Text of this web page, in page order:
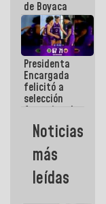
de Boyaca
representa
un capítulo
decisivo en
la gesta
emancipadora
de nuestra
América
Presidenta
Encargada
felicitó a
selección
femenina de
baloncesto
por su
clasificación
a la
AmeriCup
2027
Noticias
más
leídas